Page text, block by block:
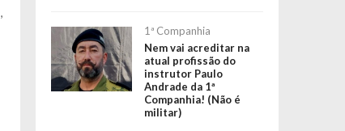
1ª Companhia
Nem vai acreditar na
atual profissão do
instrutor Paulo
Andrade da 1ª
Companhia! (Não é
militar)